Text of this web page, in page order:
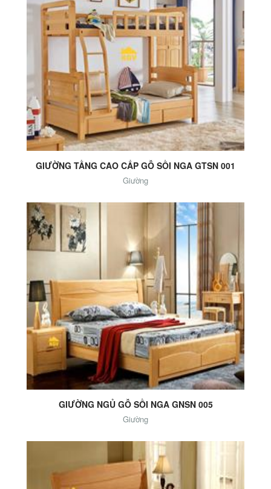
Add to Cart
GIƯỜNG TẦNG CAO CẤP GỖ SỒI NGA GTSN 001
Giường
Add to Cart
GIƯỜNG NGỦ GỖ SỒI NGA GNSN 005
Giường